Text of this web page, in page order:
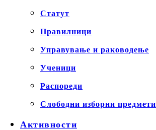
Статут
Правилници
Управување и раководење
Ученици
Распореди
Слободни изборни предмети
Активности